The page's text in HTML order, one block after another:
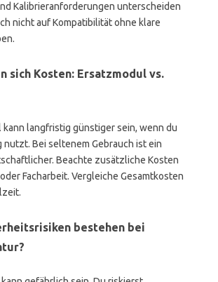
Kalibrieranforderungen unterscheiden
nicht auf Kompatibilität ohne klare
sich Kosten: Ersatzmodul vs.
kann langfristig günstiger sein, wenn du
nutzt. Bei seltenem Gebrauch ist ein
Beachte zusätzliche Kosten
Facharbeit. Vergleiche Gesamtkosten
bestehen bei